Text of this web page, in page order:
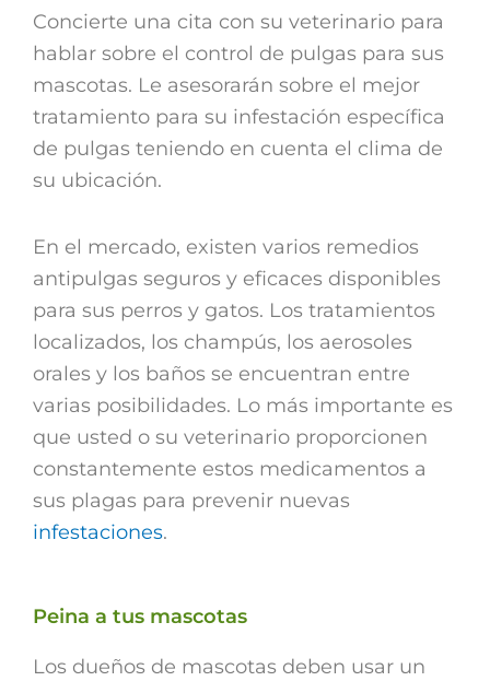
Concierte una cita con su veterinario para
hablar sobre el control de pulgas para sus
mascotas. Le asesorarán sobre el mejor
tratamiento para su infestación específica
de pulgas teniendo en cuenta el clima de
su ubicación.
En el mercado, existen varios remedios
antipulgas seguros y eficaces disponibles
para sus perros y gatos. Los tratamientos
localizados, los champús, los aerosoles
orales y los baños se encuentran entre
varias posibilidades. Lo más importante es
que usted o su veterinario proporcionen
constantemente estos medicamentos a
sus plagas para prevenir nuevas
infestaciones.
Peina a tus mascotas
Los dueños de mascotas deben usar un